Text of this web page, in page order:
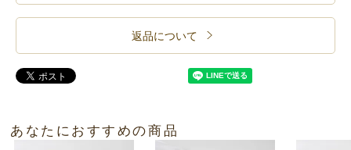
返品について
あなたにおすすめの商品